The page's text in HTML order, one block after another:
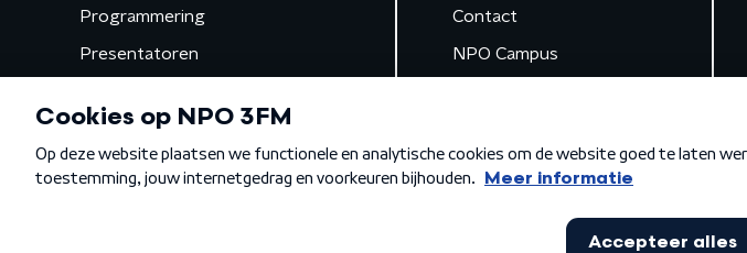
Programmering
Presentatoren
Gemist
Contact
NPO Campus
Algemene voorwaarden Privacybeleid